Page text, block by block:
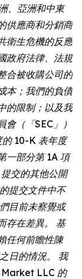
、亞洲和中東
供應商和分銷商
衛生危機的反應
政府法律、法規
合被收購公司的
本；我們的負債
的限制；以及我
（「SEC」）
的 10-K 表年度
一部分第 1A 項
交的其他公開
提交文件中不
目前未察覺或
存在差異。 基
任何前瞻性陳
日的情況。 我
LLC 的